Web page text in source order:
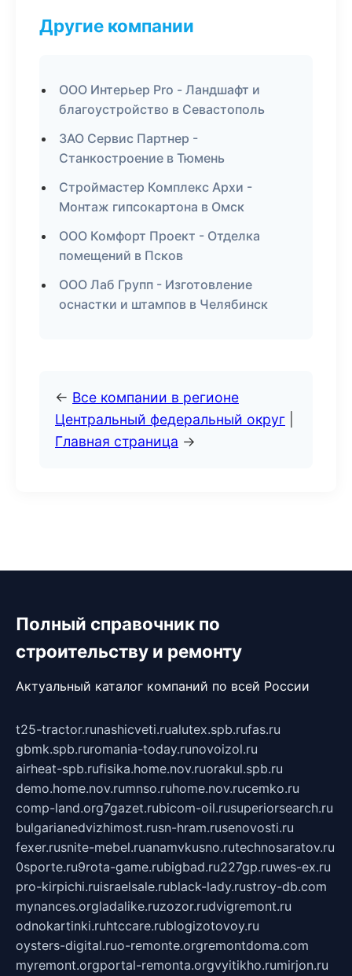
Другие компании
ООО Интерьер Pro - Ландшафт и
благоустройство в Севастополь
ЗАО Сервис Партнер -
Станкостроение в Тюмень
Строймастер Комплекс Архи -
Монтаж гипсокартона в Омск
ООО Комфорт Проект - Отделка
помещений в Псков
ООО Лаб Групп - Изготовление
оснастки и штампов в Челябинск
← Все компании в регионе
Центральный федеральный округ
Главная страница →
Полный справочник по
строительству и ремонту
Актуальный каталог компаний по всей России
t25-tractor.runashicveti.rualutex.spb.rufas.ru
gbmk.spb.ruromania-today.runovoizol.ru
airheat-spb.rufisika.home.nov.ruorakul.spb.ru
demo.home.nov.rumnso.ruhome.nov.rucemko.ru
comp-land.org7gazet.rubicom-oil.rusuperiorsearch.ru
bulgarianedvizhimost.rusn-hram.rusenovosti.ru
fexer.rusnite-mebel.ruanamvkusno.rutechnosaratov.ru
0sporte.ru9rota-game.rubigbad.ru227gp.ruwes-ex.ru
pro-kirpichi.ruisraelsale.rublack-lady.rustroy-db.com
mynances.orgladalike.ruzozor.rudvigremont.ru
odnokartinki.ruhtccare.rublogizotovoy.ru
oysters-digital.ruo-remonte.orgremontdoma.com
myremont.orgportal-remonta.orgvyitikho.rumirjon.ru